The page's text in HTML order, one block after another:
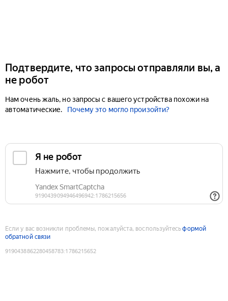
Подтвердите, что запросы отправляли вы, а
не робот
Нам очень жаль, но запросы с вашего устройства похожи на
автоматические.
Почему это могло произойти?
Если у вас возникли проблемы, пожалуйста, воспользуйтесьформой
обратной связи
9190438862280458783:1786215652